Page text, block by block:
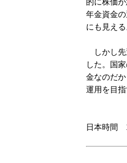
的に株価
年金資金
にも見える
しかし先
した。国
金なのだ
運用を目指
日本時間